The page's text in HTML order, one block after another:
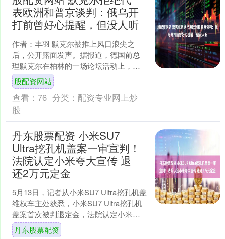
表欧洲和普京谈判：俄乌开
打前曾好心提醒，但没人听
作者：丰羽 默克尔被推上风口浪尖之
后，公开露面发声。据报道，德国前总
理默克尔在柏林的一场论坛活动上，明
确拒绝担任欧盟与俄罗斯之间的谈判调
解人，同时对欧洲当前的外....
股配资网站
查看： 76 分类： 配资专业网上炒
股
丹东股票配资 小米SU7
Ultra挖孔机盖案一审宣判！
法院认定小米夸大宣传 退
还2万元定金
5月13日，记者从小米SU7 Ultra挖孔机盖
维权车主处获悉，小米SU7 Ultra挖孔机
盖案首次被判退定金，法院认定小米存
在夸大宣传成分。 5月13日，山东....
丹东股票配资